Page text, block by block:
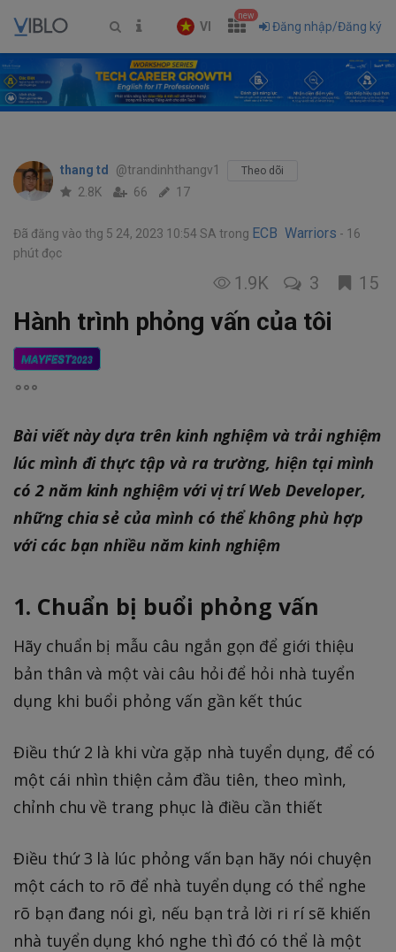
VI
new
Đăng nhập/Đăng ký
thang td @trandinhthangv1 Theo dõi
2.8K 66 17
Đã đăng vào thg 5 24, 2023 10:54 SA trong ECB Warriors
16
phút đọc
1.9K 3 15
Hành trình phỏng vấn của tôi
MAYFEST2023
Bài viết này dựa trên kinh nghiệm và trải nghiệm
lúc mình đi thực tập và ra trường, hiện tại mình
có 2 năm kinh nghiệm với vị trí Web Developer,
những chia sẻ của mình có thể không phù hợp
với các bạn nhiều năm kinh nghiệm
1. Chuẩn bị buổi phỏng vấn
Hãy chuẩn bị mẫu câu ngắn gọn để giới thiệu
bản thân và một vài câu hỏi để hỏi nhà tuyển
dụng khi buổi phỏng vấn gần kết thúc
Điều thứ 2 là khi vừa gặp nhà tuyển dụng, để có
một cái nhìn thiện cảm đầu tiên, theo mình,
chỉnh chu về trang phục là điều cần thiết
Điều thứ 3 là lúc phỏng vấn bạn hãy nói chuyện
một cách to rõ để nhà tuyển dụng có thể nghe
rõ bạn đang nói gì, nếu bạn trả lời ri rí sẽ khiến
nhà tuyển dụng khó nghe thì đó có thể là một